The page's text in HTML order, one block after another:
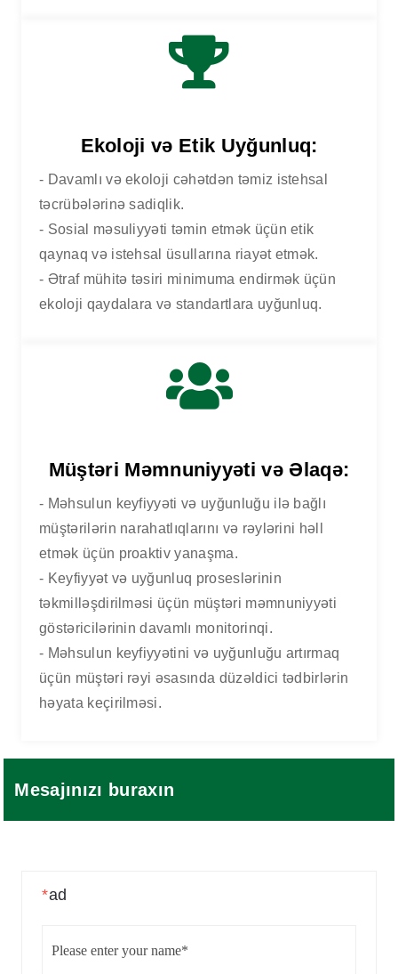
KEYFIYYƏT VƏ UYĞUNLUQ
Ekoloji və Etik Uyğunluq:
- Davamlı və ekoloji cəhətdən təmiz istehsal
təcrübələrinə sadiqlik.
- Sosial məsuliyyəti təmin etmək üçün etik
qaynaq və istehsal üsullarına riayət etmək.
- Ətraf mühitə təsiri minimuma endirmək üçün
ekoloji qaydalara və standartlara uyğunluq.
Müştəri Məmnuniyyəti və Əlaqə:
- Məhsulun keyfiyyəti və uyğunluğu ilə bağlı
müştərilərin narahatlıqlarını və rəylərini həll
etmək üçün proaktiv yanaşma.
- Keyfiyyət və uyğunluq proseslərinin
təkmilləşdirilməsi üçün müştəri məmnuniyyəti
göstəricilərinin davamlı monitorinqi.
- Məhsulun keyfiyyətini və uyğunluğu artırmaq
üçün müştəri rəyi əsasında düzəldici tədbirlərin
həyata keçirilməsi.
Mesajınızı buraxın
*ad